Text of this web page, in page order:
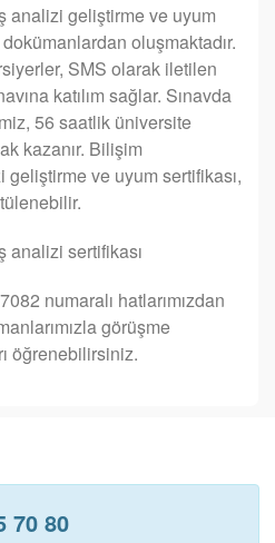
analizi geliştirme ve uyum
oluşmaktadır.
SMS olarak iletilen
katılım sağlar. Sınavda
56 saatlik üniversite
kazanır. Bilişim
ve uyum sertifikası,
sertifikası
numaralı hatlarımızdan
görüşme
öğrenebilirsiniz.
70 80